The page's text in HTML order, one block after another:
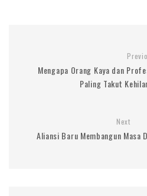
Mengapa Orang Kaya dan
Paling Takut
Next
Aliansi Baru Membangun Masa